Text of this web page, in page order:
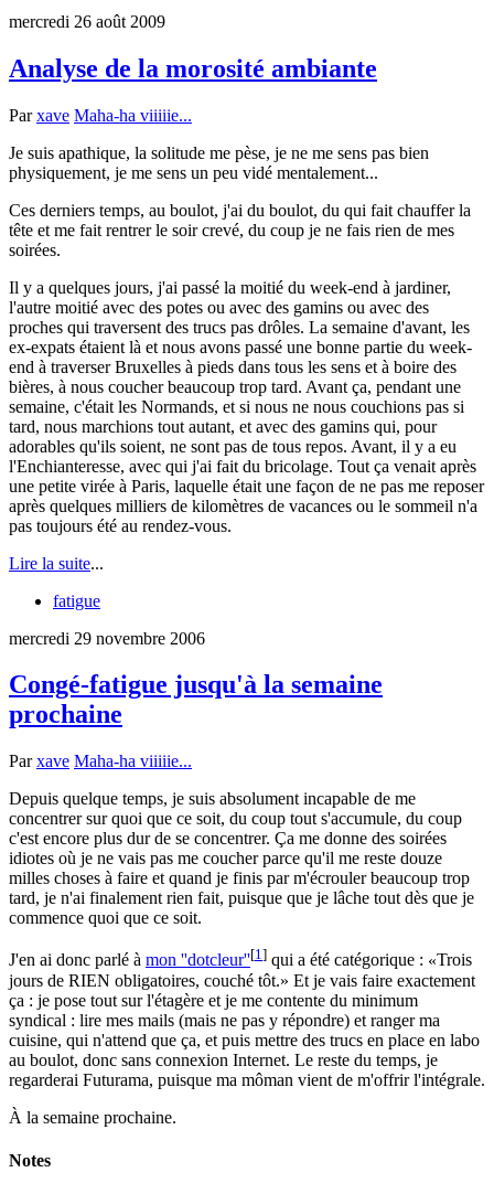
mercredi 26 août 2009
Analyse de la morosité ambiante
Parxave Maha-ha viiiiie...
Je suis apathique, la solitude me pèse, je ne me sens pas bien
physiquement, je me sens un peu vidé mentalement...
Ces derniers temps, au boulot, j'ai du boulot, du qui fait chauffer la
tête et me fait rentrer le soir crevé, du coup je ne fais rien de mes
soirées.
Il y a quelques jours, j'ai passé la moitié du week-end à jardiner,
l'autre moitié avec des potes ou avec des gamins ou avec des
proches qui traversent des trucs pas drôles. La semaine d'avant, les
ex-expats étaient là et nous avons passé une bonne partie du week-
end à traverser Bruxelles à pieds dans tous les sens et à boire des
bières, à nous coucher beaucoup trop tard. Avant ça, pendant une
semaine, c'était les Normands, et si nous ne nous couchions pas si
tard, nous marchions tout autant, et avec des gamins qui, pour
adorables qu'ils soient, ne sont pas de tous repos. Avant, il y a eu
l'Enchianteresse, avec qui j'ai fait du bricolage. Tout ça venait après
une petite virée à Paris, laquelle était une façon de ne pas me reposer
après quelques milliers de kilomètres de vacances ou le sommeil n'a
pas toujours été au rendez-vous.
Lire la suite...
fatigue
mercredi 29 novembre 2006
Congé-fatigue jusqu'à la semaine
prochaine
Parxave Maha-ha viiiiie...
Depuis quelque temps, je suis absolument incapable de me
concentrer sur quoi que ce soit, du coup tout s'accumule, du coup
c'est encore plus dur de se concentrer. Ça me donne des soirées
idiotes où je ne vais pas me coucher parce qu'il me reste douze
milles choses à faire et quand je finis par m'écrouler beaucoup trop
tard, je n'ai finalement rien fait, puisque que je lâche tout dès que je
commence quoi que ce soit.
J'en ai donc parlé à mon ''dotcleur''[1] qui a été catégorique :
Trois
jours de RIEN obligatoires, couché tôt.
Et je vais faire exactement
ça : je pose tout sur l'étagère et je me contente du minimum
syndical : lire mes mails (mais ne pas y répondre) et ranger ma
cuisine, qui n'attend que ça, et puis mettre des trucs en place en labo
au boulot, donc sans connexion Internet. Le reste du temps, je
regarderai Futurama, puisque ma môman vient de m'offrir l'intégrale.
À la semaine prochaine.
Notes